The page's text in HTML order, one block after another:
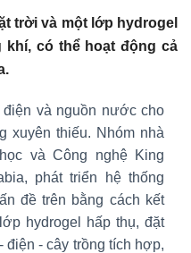
trời và một lớp hydrogel
khí, có thể hoạt động cả
và nguồn nước cho
xuyên thiếu. Nhóm nhà
và Công nghệ King
phát triển hệ thống
đề trên bằng cách kết
hydrogel hấp thụ, đặt
- cây trồng tích hợp,